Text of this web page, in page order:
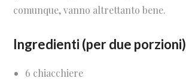
comunque, vanno altrettanto bene.
Ingredienti (per due porzioni)
6 chiacchiere